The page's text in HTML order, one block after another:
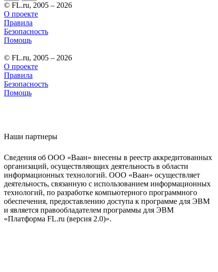
© FL.ru, 2005 – 2026
О проекте
Правила
Безопасность
Помощь
© FL.ru, 2005 – 2026
О проекте
Правила
Безопасность
Помощь
Наши партнеры
Сведения об ООО «Ваан» внесены в реестр аккредитованных
организаций, осуществляющих деятельность в области
информационных технологий. ООО «Ваан» осуществляет
деятельность, связанную с использованием информационных
технологий, по разработке компьютерного программного
обеспечения, предоставлению доступа к программе для ЭВМ
и является правообладателем программы для ЭВМ
«Платформа FL.ru (версия 2.0)».